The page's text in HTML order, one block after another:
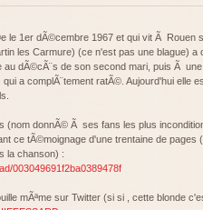
le 1er dÃ©cembre 1967 et qui vit Ã Rouen
les Carmure) (ce n'est pas une blague) a
au dÃ©cÃ¨s de son second mari, puis Ã
a complÃ¨tement ratÃ©. Aujourd'hui elle
(nom donnÃ© Ã ses fans les plus
ce tÃ©moignage d'une trentaine de pages
la chanson) :
003049691f2ba0389478f
mÃªme sur Twitter (si si , cette blonde